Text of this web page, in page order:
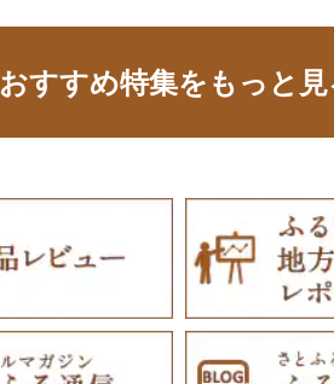
おすすめ特集をもっと